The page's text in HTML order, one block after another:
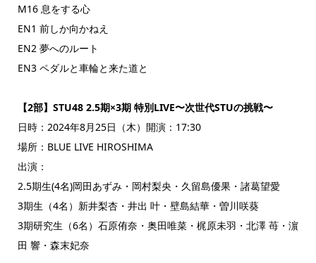
M16 息をする心
EN1 前しか向かねえ
EN2 夢へのルート
EN3 ペダルと車輪と来た道と
【2部】STU48 2.5期×3期 特別LIVE〜次世代STUの挑戦〜
日時：2024年8月25日（木）開演：17:30
場所：BLUE LIVE HIROSHIMA
出演：
2.5期生(4名)岡田あずみ・岡村梨央・久留島優果・諸葛望愛
3期生（4名）新井梨杏・井出 叶・壁島結華・曽川咲葵
3期研究生（6名）石原侑奈・奥田唯菜・梶原未羽・北澤 苺・濵
田 響・森末妃奈